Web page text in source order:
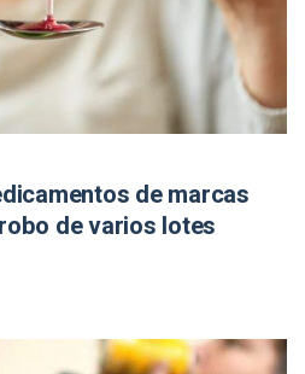
de marcas
de varios lotes